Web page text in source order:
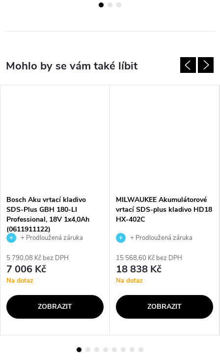
Bosch Aku vrtací kladivo
SDS-Plus GBH 180-LI
Professional, 18V 1x4,0Ah
(0611911122)
+ Prodloužená záruka
5 790,08 Kč bez DPH
7 006 Kč
Na dotaz
ZOBRAZIT
MILWAUKEE Akumulátorové
vrtací SDS-plus kladivo HD18
HX-402C
+ Prodloužená záruka
15 568,60 Kč bez DPH
18 838 Kč
Na dotaz
ZOBRAZIT